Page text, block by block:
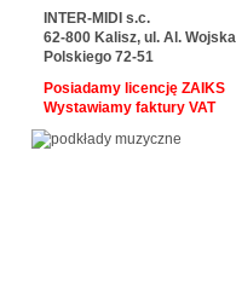
INTER-MIDI s.c.
62-800 Kalisz, ul. Al. Wojska
Polskiego 72-51
Posiadamy licencję ZAIKS
Wystawiamy faktury VAT